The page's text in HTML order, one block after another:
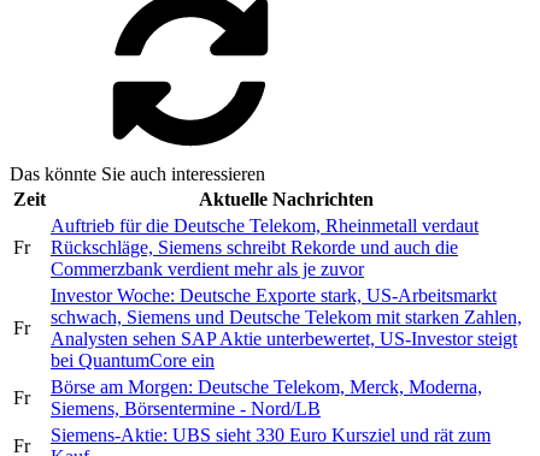
Das könnte Sie auch interessieren
Zeit
Aktuelle Nachrichten
Fr
Auftrieb für die Deutsche Telekom, Rheinmetall verdaut
Rückschläge, Siemens schreibt Rekorde und auch die
Commerzbank verdient mehr als je zuvor
Fr
Investor Woche: Deutsche Exporte stark, US-Arbeitsmarkt
schwach, Siemens und Deutsche Telekom mit starken Zahlen,
Analysten sehen SAP Aktie unterbewertet, US-Investor steigt
bei QuantumCore ein
Fr
Börse am Morgen: Deutsche Telekom, Merck, Moderna,
Siemens, Börsentermine - Nord/LB
Fr
Siemens-Aktie: UBS sieht 330 Euro Kursziel und rät zum